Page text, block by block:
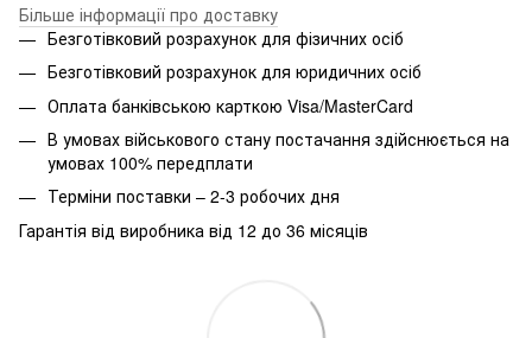
Більше інформації про доставку
Безготівковий розрахунок для фізичних осіб
Безготівковий розрахунок для юридичних осіб
Оплата банківською карткою Visa/MasterCard
В умовах військового стану постачання здійснюється на
умовах 100% передплати
Терміни поставки – 2-3 робочих дня
Гарантія від виробника від 12 до 36 місяців